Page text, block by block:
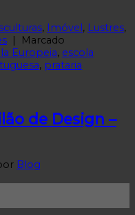
, Imóvel, Lustres,
|
Marcado
Europeia, escola
, prataria
de Design –
Blog